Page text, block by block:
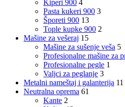
Kiperi 900 4
Pasta kukeri 900 3
Šporeti 900 13
Tople kupke 900 2
Mašine za vešeraj 15
Mašine za sušenje veša 5
Profesionalne mašine za
Profesionalne pegle 1
Valjci za peglanje 3
Metalni nameštaj i galanterija 11
Neutralna oprema 61
Kante 2